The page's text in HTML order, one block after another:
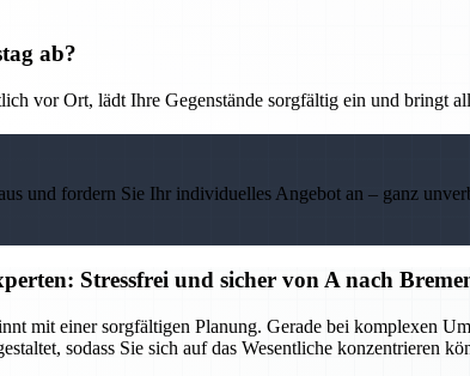
ab?
vor Ort, lädt Ihre Gegenstände sorgfältig ein und bringt
und fordern Sie Ihr individuelles Angebot an – ganz
Stressfrei und sicher von A nach
mit einer sorgfältigen Planung. Gerade bei komplexen
sodass Sie sich auf das Wesentliche konzentrieren